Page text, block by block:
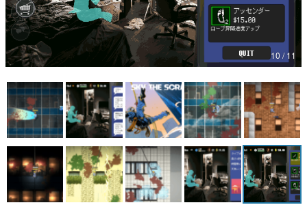
カテゴリ
特集記事
マンガ
女性向け
アプリレビュー
その他
電ファミニコゲーマーとは？
10 / 11